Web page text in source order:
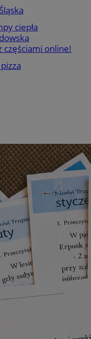
ciepła
częściami online!